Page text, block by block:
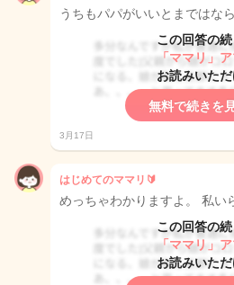
うちもパパがいいとまではな
この回答の
「ママリ」ア
お読みいただ
無料で続きを
3月17日
はじめてのママリ🔰
めっちゃわかりますよ。 私い
この回答の
「ママリ」ア
お読みいただ